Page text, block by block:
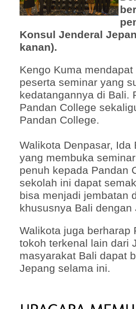
Konsul Jenderal
kanan).
Kengo Kuma
peserta seminar yang
kedatangannya di Bali.
Pandan College
Pandan College.
Walikota Denpasar, Ida
yang membuka
penuh kepada Pandan
sekolah ini dapat
bisa menjadi jembatan
khususnya Bali dengan
Walikota juga berharap
tokoh terkenal lain dari
masyarakat Bali dapat
Jepang selama ini.